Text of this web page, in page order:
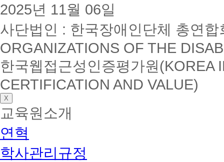
2025년 11월 06일
사단법인 : 한국장애인단체 총연
ORGANIZATIONS OF THE
한국웹접근성인증평가원(KOREA
CERTIFICATION AND VALUE)
X
교육원소개
연혁
학사관리규정